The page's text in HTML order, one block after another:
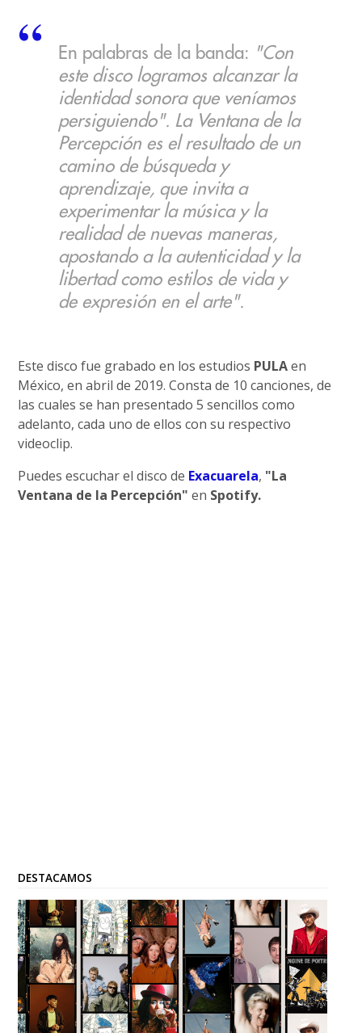
En palabras de la banda: "Con
este disco logramos alcanzar la
identidad sonora que veníamos
persiguiendo". La Ventana de la
Percepción es el resultado de un
camino de búsqueda y
aprendizaje, que invita a
experimentar la música y la
realidad de nuevas maneras,
apostando a la autenticidad y la
libertad como estilos de vida y
de expresión en el arte".
Este disco fue grabado en los estudios PULAen
México, en abril de 2019. Consta de 10 canciones, de
las cuales se han presentado 5 sencillos como
adelanto, cada uno de ellos con su respectivo
videoclip.
Puedes escuchar el disco de Exacuarela, "La
Ventana de la Percepción" en Spotify.
DESTACAMOS